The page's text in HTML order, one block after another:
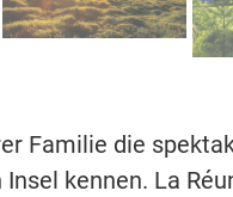
Familie die
kennen. La